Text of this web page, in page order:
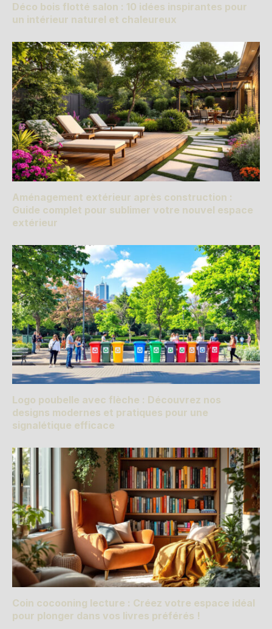
Déco bois flotté salon : 10 idées inspirantes pour
un intérieur naturel et chaleureux
Aménagement extérieur après construction :
Guide complet pour sublimer votre nouvel espace
extérieur
Logo poubelle avec flèche : Découvrez nos
designs modernes et pratiques pour une
signalétique efficace
Coin cocooning lecture : Créez votre espace idéal
pour plonger dans vos livres préférés !